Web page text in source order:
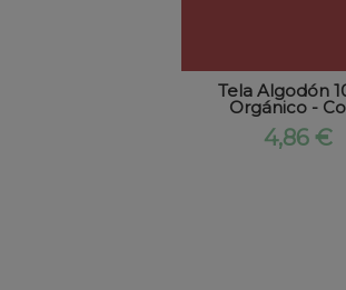
Tela Algodón
Orgánico -
4,86 €